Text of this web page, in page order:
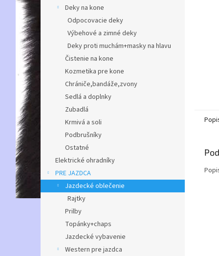
Deky na kone
Odpocovacie deky
Výbehové a zimné deky
Deky proti muchám+masky na hlavu
Čistenie na kone
Kozmetika pre kone
Chrániče,bandáže,zvony
Sedlá a doplnky
Zubadlá
Krmivá a soli
Podbrušníky
Ostatné
Elektrické ohradníky
PRE JAZDCA
Jazdecké oblečenie
Rajtky
Prilby
Topánky+chaps
Jazdecké vybavenie
Western pre jazdca